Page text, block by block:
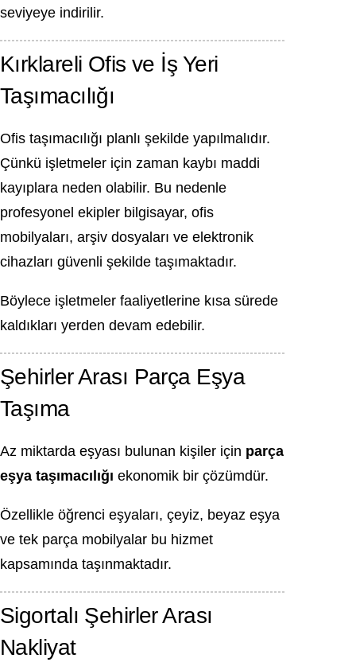
seviyeye indirilir.
Kırklareli Ofis ve İş Yeri
Taşımacılığı
Ofis taşımacılığı planlı şekilde yapılmalıdır.
Çünkü işletmeler için zaman kaybı maddi
kayıplara neden olabilir. Bu nedenle
profesyonel ekipler bilgisayar, ofis
mobilyaları, arşiv dosyaları ve elektronik
cihazları güvenli şekilde taşımaktadır.
Böylece işletmeler faaliyetlerine kısa sürede
kaldıkları yerden devam edebilir.
Şehirler Arası Parça Eşya
Taşıma
Az miktarda eşyası bulunan kişiler için parça
eşya taşımacılığı ekonomik bir çözümdür.
Özellikle öğrenci eşyaları, çeyiz, beyaz eşya
ve tek parça mobilyalar bu hizmet
kapsamında taşınmaktadır.
Sigortalı Şehirler Arası
Nakliyat